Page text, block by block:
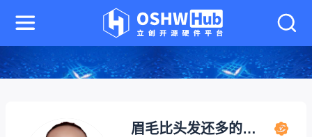
眉毛比头发还多的吴